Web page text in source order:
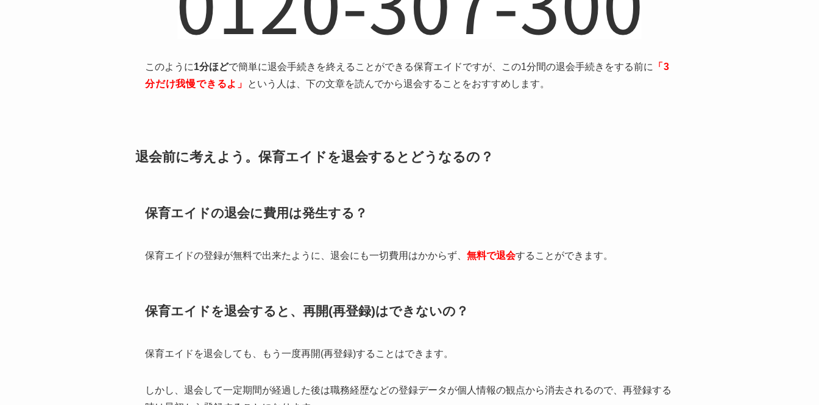
このように1分ほどで簡単に退会手続きを終えることができる保育エイドですが、この1分間の退会手続きをする前に
「3
分だけ我慢できるよ」
という人は、下の文章を読んでから退会することをおすすめします。
退会前に考えよう。保育エイドを退会するとどうなるの？
保育エイドの退会に費用は発生する？
保育エイドの登録が無料で出来たように、退会にも一切費用はかからず、 無料で退会することができます。
保育エイドを退会すると、再開(再登録)はできないの？
保育エイドを退会しても、もう一度再開(再登録)することはできます。
しかし、退会して一定期間が経過した後は職務経歴などの登録データが個人情報の観点から消去されるので、再登録する